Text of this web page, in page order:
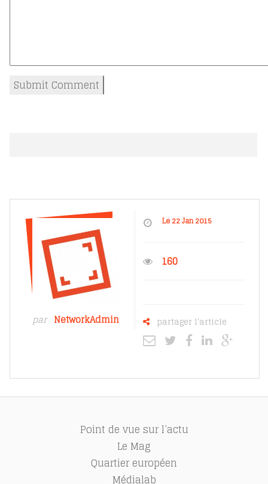
par NetworkAdmin
Le 22 Jan 2015
160
partager l'article
Point de vue sur l’actu
Le Mag
Quartier européen
Médialab